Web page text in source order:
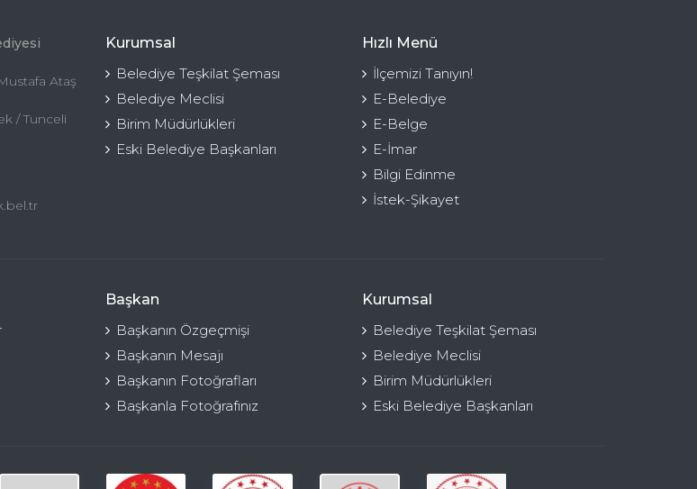
Ataş
/ Tunceli
Kurumsal
Belediye Teşkilat Şeması
Belediye Meclisi
Birim Müdürlükleri
Eski Belediye Başkanları
Hızlı Menü
İlçemizi Tanıyın!
E-Belediye
E-Belge
E-İmar
Bilgi Edinme
İstek-Şikayet
Başkan
Başkanın Özgeçmişi
Başkanın Mesajı
Başkanın Fotoğrafları
Başkanla Fotoğrafınız
Kurumsal
Belediye Teşkilat Şeması
Belediye Meclisi
Birim Müdürlükleri
Eski Belediye Başkanları